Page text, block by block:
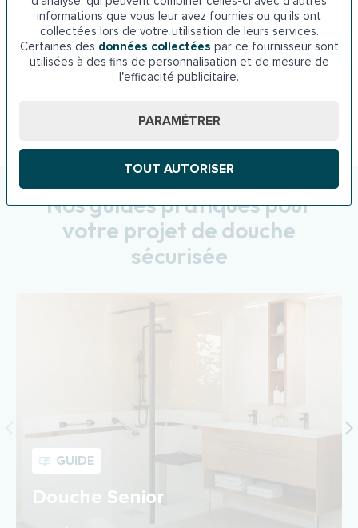
informations que vous leur avez fournies ou qu'ils ont
collectées lors de votre utilisation de leurs services.
Certaines des données collectées par ce fournisseur sont
utilisées à des fins de personnalisation et de mesure de
l’efficacité publicitaire.
PARAMÉTRER
TOUT AUTORISER
d’énergie.
Le manque d’autonomie évolue vers unnouvel équilibre
entre l’habitant et l’habitat. De l'avis de nos clients,
véritablement leur quotidien.
Nos guides pratiques pour
votre projet de douche
sécurisée
GUIDE
Douche Senior